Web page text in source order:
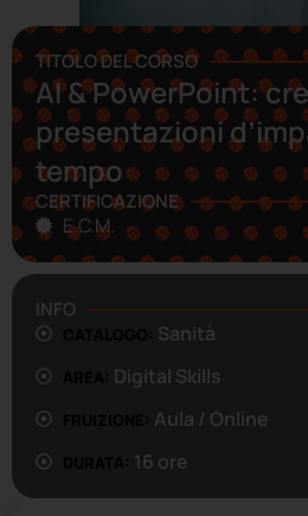
TITOLO DEL CORSO
AI & PowerPoint:
presentazioni
tempo
CERTIFICAZIONE
E.C.M.
INFO
Sanità
Digital Skills
Aula / Online
16 ore